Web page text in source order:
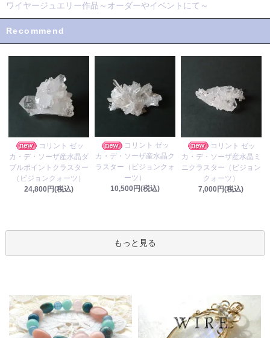
ワイヤージュエリー作品～オーダーやイベントにて～
Recommend
コリント ゼッ
カ・デ・ソーザ産水晶ダ
ブルポイントクラスター
（ビジョンクォーツ）
24,800円(税込)
コリント ゼッ
カ・デ・ソーザ産水晶ク
ラスター（ビジョンクォ
ーツ）
10,500円(税込)
コリント ゼッ
カ・デ・ソーザ産水晶ミ
ニクラスター（ビジョン
クォーツ）
7,000円(税込)
もっと見る